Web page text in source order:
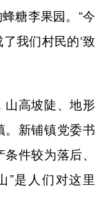
江西
湖南
西藏
宁夏
糖李果园。“今
我们村民的‘致
高坡陡、地形
新铺镇党委书
件较为落后、
”是人们对这里